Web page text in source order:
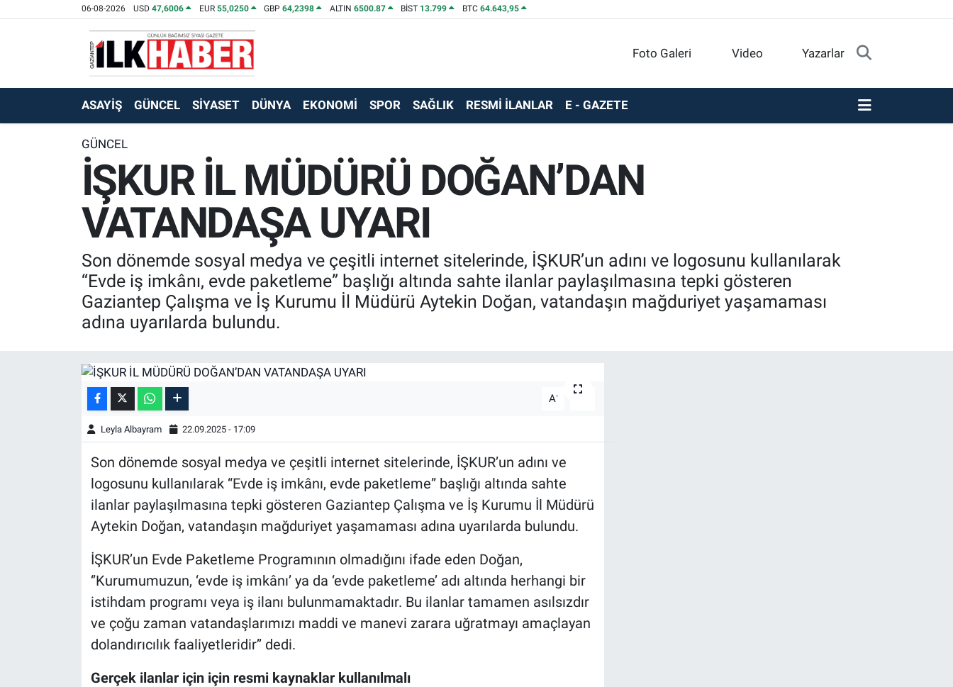
06-08-2026 USD47,6006 EUR 55,0250 GBP64,2398 ALTIN 6500.87 BİST 13.799 BTC 64.643,95
Foto Galeri Video Yazarlar
ASAYİŞ GÜNCEL SİYASET DÜNYA EKONOMİ SPOR SAĞLIK RESMİ İLANLAR E - GAZETE
GÜNCEL
İŞKUR İL MÜDÜRÜ DOĞAN’DAN
VATANDAŞA UYARI
Son dönemde sosyal medya ve çeşitli internet sitelerinde, İŞKUR’un adını ve logosunu kullanılarak
“Evde iş imkânı, evde paketleme” başlığı altında sahte ilanlar paylaşılmasına tepki gösteren
Gaziantep Çalışma ve İş Kurumu İl Müdürü Aytekin Doğan, vatandaşın mağduriyet yaşamaması
adına uyarılarda bulundu.
A-
Leyla Albayram 22.09.2025 - 17:09
Son dönemde sosyal medya ve çeşitli internet sitelerinde, İŞKUR’un adını ve
logosunu kullanılarak “Evde iş imkânı, evde paketleme” başlığı altında sahte
ilanlar paylaşılmasına tepki gösteren Gaziantep Çalışma ve İş Kurumu İl Müdürü
Aytekin Doğan, vatandaşın mağduriyet yaşamaması adına uyarılarda bulundu.
İŞKUR’un Evde Paketleme Programının olmadığını ifade eden Doğan,
‘’Kurumumuzun, ‘evde iş imkânı’ ya da ‘evde paketleme’ adı altında herhangi bir
istihdam programı veya iş ilanı bulunmamaktadır. Bu ilanlar tamamen asılsızdır
ve çoğu zaman vatandaşlarımızı maddi ve manevi zarara uğratmayı amaçlayan
dolandırıcılık faaliyetleridir’’ dedi.
Gerçek ilanlar için için resmi kaynaklar kullanılmalı
EKONOMİ
SİYASET
SAĞLIK
TEKNOLOJİ
KÜLTÜR - SANAT
Beyoğlu Hava Durumu
Beyoğlu Trafik Yoğunluk Haritası
Süper Lig Puan Durumu ve Fikstür
Tüm Manşetler
Son Dakika Haberleri
Haber Arşivi